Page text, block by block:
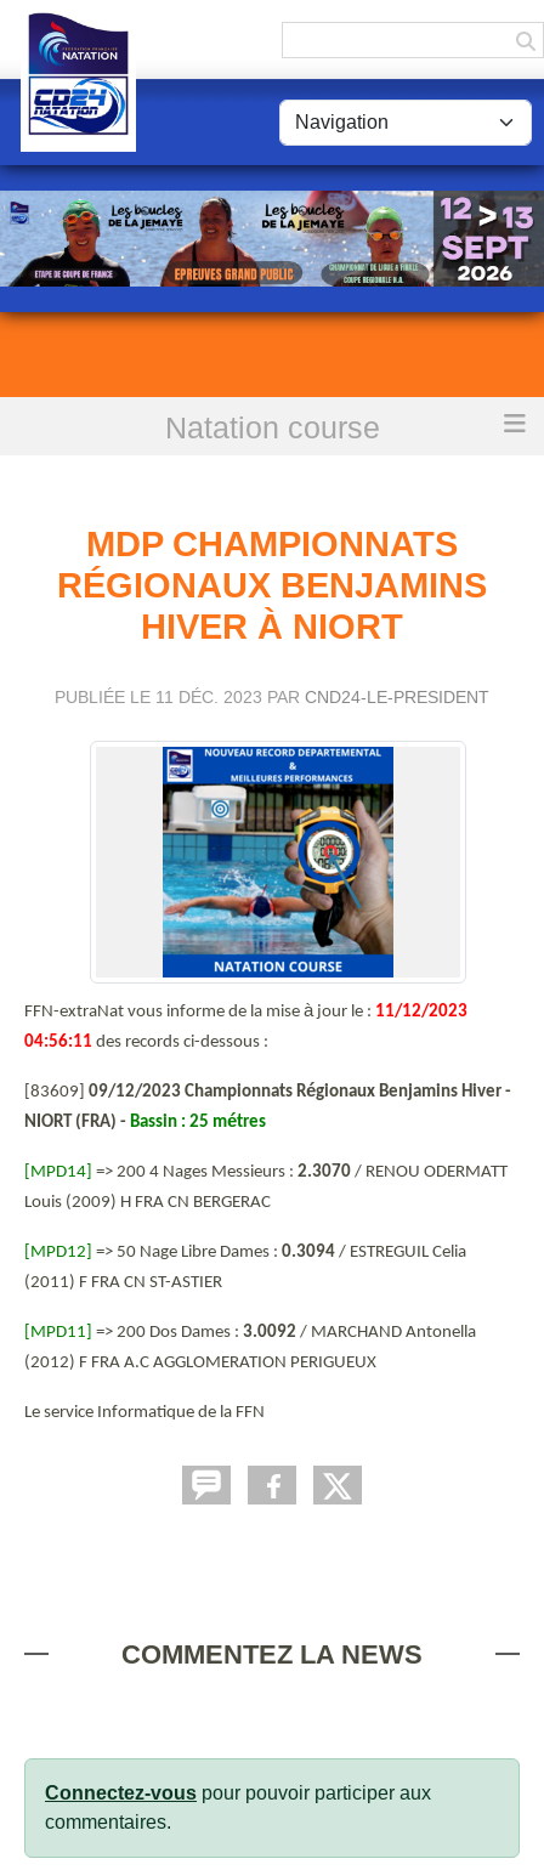
Natation course
MDP Championnats régionaux Benjamins hiver à Niort
MDP CHAMPIONNATS
RÉGIONAUX BENJAMINS
HIVER À NIORT
PUBLIÉE LE 11 DÉC. 2023 PAR CND24-LE-PRESIDENT
FFN-extraNat vous informe de la mise àjour le : 11/12/2023
04:56:11 des records ci-dessous :
[83609] 09/12/2023 Championnats Régionaux Benjamins Hiver -
NIORT (FRA) - Bassin : 25 métres
[MPD14] => 200 4 Nages Messieurs : 2.3070 / RENOU ODERMATT
Louis (2009) H FRA CN BERGERAC
[MPD12] => 50 Nage Libre Dames : 0.3094 / ESTREGUIL Celia
(2011) F FRA CN ST-ASTIER
[MPD11] => 200 Dos Dames : 3.0092 / MARCHAND Antonella
(2012) F FRA A.C AGGLOMERATION PERIGUEUX
Le service Informatique de la FFN
COMMENTEZ LA NEWS
Connectez-vous pour pouvoir participer aux
commentaires.
Panneau de gestion des cookies